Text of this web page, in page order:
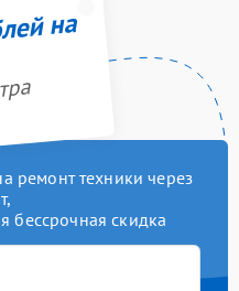
на
ремонт техники через
бессрочная скидка